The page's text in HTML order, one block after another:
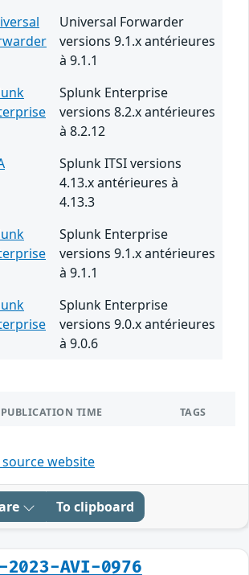
Universal Forwarder
versions 9.1.x antérieures
à 9.1.1
Splunk Enterprise
versions 8.2.x antérieures
à 8.2.12
Splunk ITSI versions
4.13.x antérieures à
4.13.3
Splunk Enterprise
versions 9.1.x antérieures
à 9.1.1
Splunk Enterprise
versions 9.0.x antérieures
à 9.0.6
PUBLICATION TIME TAGS
website
To clipboard
2023-AVI-0976